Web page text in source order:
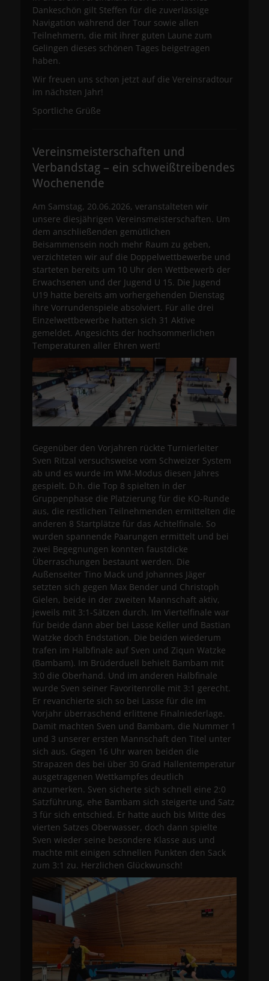
Dankeschön gilt Steffen für die zuverlässige
Navigation während der Tour sowie allen
Teilnehmern, die mit ihrer guten Laune zum
Gelingen dieses schönen Tages beigetragen
haben.
Wir freuen uns schon jetzt auf die Vereinsradtour
im nächsten Jahr!
Sportliche Grüße
Vereinsmeisterschaften und
Verbandstag – ein schweißtreibendes
Wochenende
Am Samstag, 20.06.2026, veranstalteten wir
unsere diesjährigen Vereinsmeisterschaften. Um
dem anschließenden gemütlichen
Beisammensein noch mehr Raum zu geben,
verzichteten wir auf die Doppelwettbewerbe und
starteten bereits um 10 Uhr den Wettbewerb der
Erwachsenen und der Jugend U 15. Die Jugend
U19 hatte bereits am vorhergehenden Dienstag
ihre Vorrundenspiele absolviert. Für alle drei
Einzelwettbewerbe hatten sich 31 Aktive
gemeldet. Angesichts der hochsommerlichen
Temperaturen aller Ehren wert!
Gegenüber den Vorjahren rückte Turnierleiter
Sven Ritzal versuchsweise vom Schweizer System
ab und es wurde im WM-Modus diesen Jahres
gespielt. D.h. die Top 8 spielten in der
Gruppenphase die Platzierung für die KO-Runde
aus, die restlichen Teilnehmenden ermittelten die
anderen 8 Startplätze für das Achtelfinale. So
wurden spannende Paarungen ermittelt und bei
zwei Begegnungen konnten faustdicke
Überraschungen bestaunt werden. Die
Außenseiter Tino Mack und Johannes Jäger
setzten sich gegen Max Bender und Christoph
Gielen, beide in der zweiten Mannschaft aktiv,
jeweils mit 3:1-Sätzen durch. Im Viertelfinale war
für beide dann aber bei Lasse Keller und Bastian
Watzke doch Endstation. Die beiden wiederum
trafen im Halbfinale auf Sven und Ziqun Watzke
(Bambam). Im Brüderduell behielt Bambam mit
3:0 die Oberhand. Und im anderen Halbfinale
wurde Sven seiner Favoritenrolle mit 3:1 gerecht.
Er revanchierte sich so bei Lasse für die im
Vorjahr überraschend erlittene Finalniederlage.
Damit machten Sven und Bambam, die Nummer 1
und 3 unserer ersten Mannschaft den Titel unter
sich aus. Gegen 16 Uhr waren beiden die
Strapazen des bei über 30 Grad Hallentemperatur
ausgetragenen Wettkampfes deutlich
anzumerken. Sven sicherte sich schnell eine 2:0
Satzführung, ehe Bambam sich steigerte und Satz
3 für sich entschied. Er hatte auch bis Mitte des
vierten Satzes Oberwasser, doch dann spielte
Sven wieder seine besondere Klasse aus und
machte mit einigen schnellen Punkten den Sack
zum 3:1 zu. Herzlichen Glückwunsch!